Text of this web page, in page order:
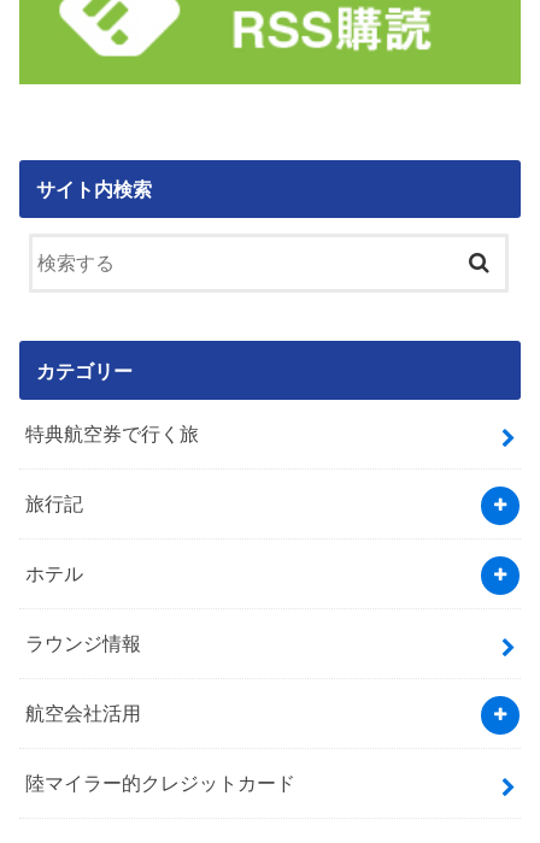
サイト内検索
カテゴリー
特典航空券で行く旅
旅行記
ホテル
ラウンジ情報
航空会社活用
陸マイラー的クレジットカード